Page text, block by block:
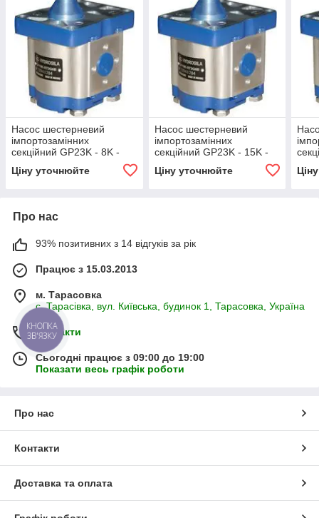
Насос шестерневий
імпортозамінних
секційний GP23K - 8K -
Ціну уточнюйте
Насос шестерневий
імпортозамінних
секційний GP23K - 15K -
Ціну уточнюйте
Про нас
93% позитивних з 14 відгуків за рік
Працює з 15.03.2013
м. Тарасовка
с. Тарасівка, вул. Київська, будинок 1, Тарасовка, Україна
Контакти
Сьогодні працює з 09:00 до 19:00
Показати весь графік роботи
Про нас
Контакти
Доставка та оплата
КНОПКА
ЗВ'ЯЗКУ